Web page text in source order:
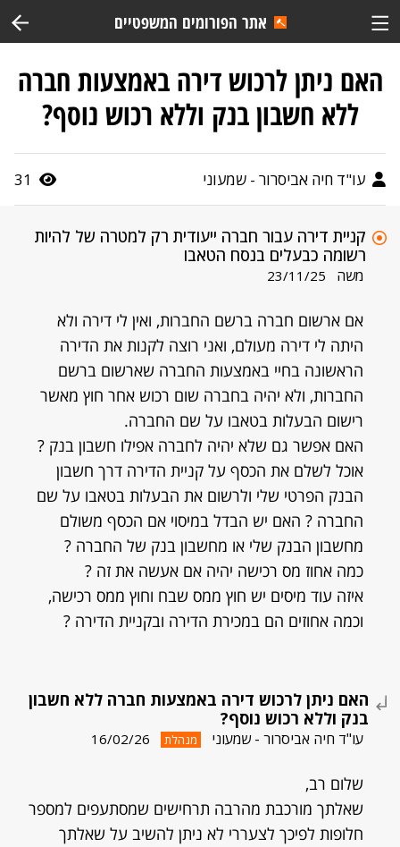
אתר הפורומים המשפטיים
האם ניתן לרכוש דירה באמצעות חברה
ללא חשבון בנק וללא רכוש נוסף?
עו"ד חיה אביסרור - שמעוני 31
קניית דירה עבור חברה ייעודית רק למטרה של להיות
רשומה כבעלים בנסח הטאבו
משה 23/11/25
אם ארשום חברה ברשם החברות, ואין לי דירה ולא
היתה לי דירה מעולם, ואני רוצה לקנות את הדירה
הראשונה בחיי באמצעות החברה שארשום ברשם
החברות, ולא יהיה בחברה שום רכוש אחר חוץ מאשר
רישום הבעלות בטאבו על שם החברה.
האם אפשר גם שלא יהיה לחברה אפילו חשבון בנק ?
אוכל לשלם את הכסף על קניית הדירה דרך חשבון
הבנק הפרטי שלי ולרשום את הבעלות בטאבו על שם
החברה ? האם יש הבדל במיסוי אם הכסף משולם
מחשבון הבנק שלי או מחשבון בנק של החברה ?
כמה אחוז מס רכישה יהיה אם אעשה את זה ?
איזה עוד מיסים יש חוץ ממס שבח וחוץ ממס רכישה,
וכמה אחוזים הם במכירת הדירה ובקניית הדירה ?
האם ניתן לרכוש דירה באמצעות חברה ללא חשבון
בנק וללא רכוש נוסף?
עו"ד חיה אביסרור - שמעוני מנהלת 16/02/26
שלום רב,
שאלתך מורכבת מהרבה תרחישים שמסתעפים למספר
חלופות לפיכך לצעררי לא ניתן להשיב על שאלתך